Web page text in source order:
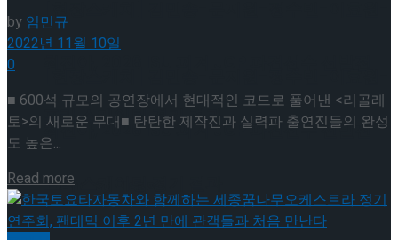
프리 스케이팅 경기 결과
Trending Tags
최진아, 2026 ISU 피겨 JGP 파견선수 선발전
프리 스케이팅 경기 결과
by임민규
2022년 11월 10일
0
■ 600석 규모의 공연장에서 현대적인 코드로 풀어낸 <리골레
토>의 새로운 무대■ 탄탄한 제작진과 실력파 출연진들의 완성
도 높은...
Read more